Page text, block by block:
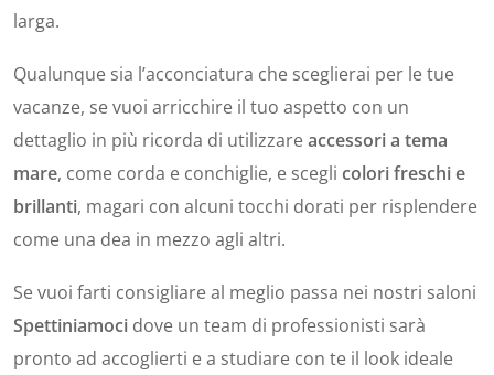
larga.
Qualunque sia l’acconciatura che sceglierai per le tue
vacanze, se vuoi arricchire il tuo aspetto con un
dettaglio in più ricorda di utilizzareaccessori a tema
mare, come corda e conchiglie, e scegli colori freschi e
brillanti, magari con alcuni tocchi dorati per risplendere
come una dea in mezzo agli altri.
Se vuoi farti consigliare al meglio passa nei nostri saloni
Spettiniamoci dove un team di professionisti sarà
pronto ad accoglierti e a studiare con te il look ideale